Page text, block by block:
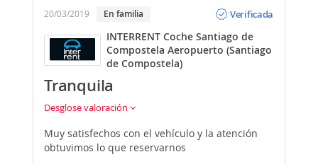
20/03/2019 En familia
Verificada
INTERRENT Coche Santiago de
Compostela Aeropuerto (Santiago
de Compostela)
Tranquila
Desglose valoración
Muy satisfechos con el vehículo y la atención
obtuvimos lo que reservarnos